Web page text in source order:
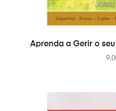
Aprenda a Gerir o